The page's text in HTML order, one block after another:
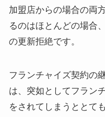
加盟店からの場合の両
るのはほとんどの場合
の更新拒絶です。
フランチャイズ契約の
は、突如としてフラン
をされてしまうととて